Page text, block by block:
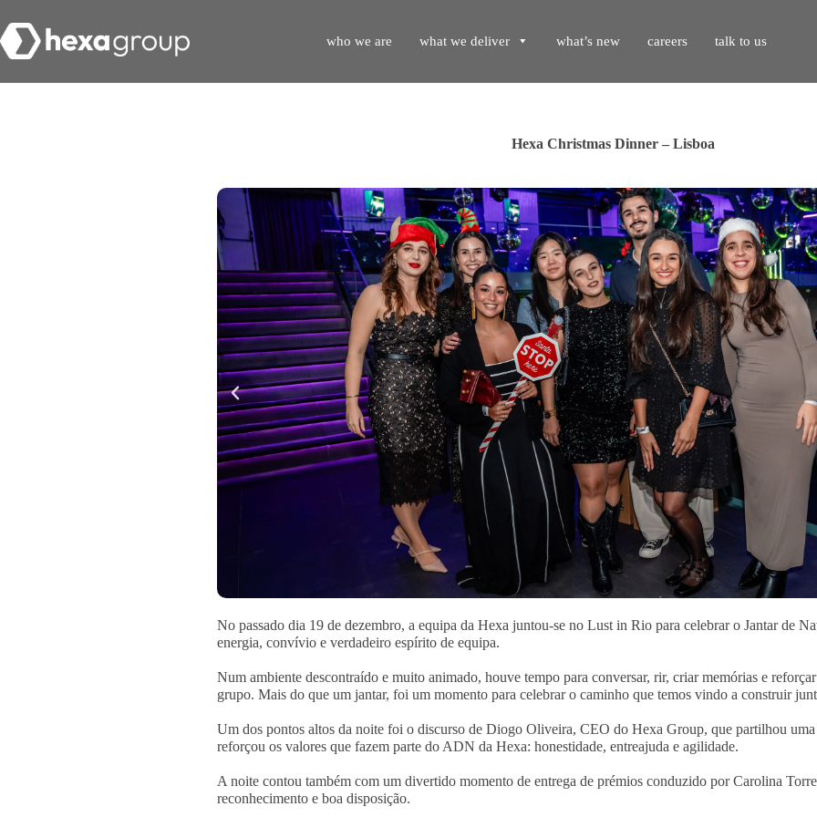
who we are what we deliver what’s new careers talk to us
Hexa Christmas Dinner – Lisboa
No passado dia 19 de dezembro, a equipa da Hexa juntou-se no Lust in Rio para celebrar o Jantar de
energia, convívio e verdadeiro espírito de equipa.
Num ambiente descontraído e muito animado, houve tempo para conversar, rir, criar memórias e
grupo. Mais do que um jantar, foi um momento para celebrar o caminho que temos vindo a construir
Um dos pontos altos da noite foi o discurso de Diogo Oliveira, CEO do Hexa Group, que partilhou uma
reforçou os valores que fazem parte do ADN da Hexa: honestidade, entreajuda e agilidade.
A noite contou também com um divertido momento de entrega de prémios conduzido por Carolina
reconhecimento e boa disposição.